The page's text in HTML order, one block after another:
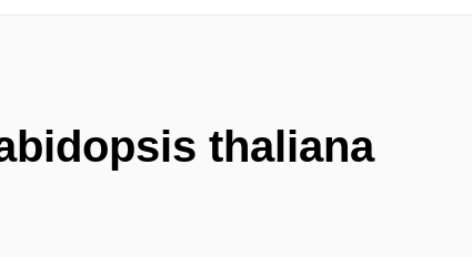
thaliana